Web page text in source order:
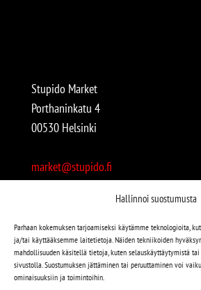
Hallinnoi suostumusta
Parhaan kokemuksen tarjoamiseksi käytämme teknologioita,
ja/tai käyttääksemme laitetietoja. Näiden tekniikoiden
mahdollisuuden käsitellä tietoja, kuten selauskäyttäytymistä
sivustolla. Suostumuksen jättäminen tai peruuttaminen voi
ominaisuuksiin ja toimintoihin.
Stupido Market
Porthaninkatu 4
00530 Helsinki
market@stupido.fi
Avoinna:
arkisin 12-18
lauantaisin 12-17